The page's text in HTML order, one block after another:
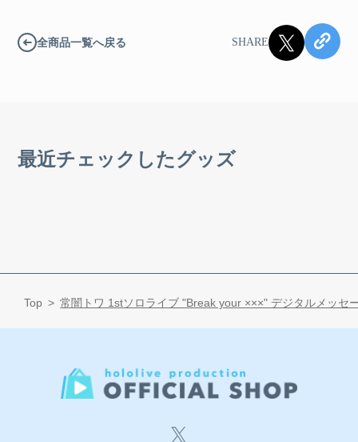
全商品一覧へ戻る SHARE
最近チェックしたグッズ
Top 常闇トワ 1stソロライブ "Break your ×××" デジタルメッセ